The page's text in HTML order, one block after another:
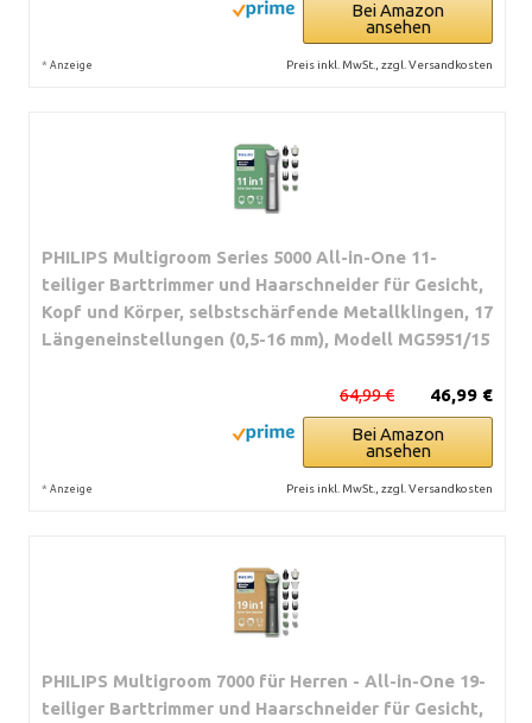
Bei Amazon
ansehen
* Anzeige Preis inkl. MwSt., zzgl. Versandkosten
PHILIPS Multigroom Series 5000 All-in-One 11-
teiliger Barttrimmer und Haarschneider für Gesicht,
Kopf und Körper, selbstschärfende Metallklingen, 17
Längeneinstellungen (0,5-16 mm), Modell MG5951/15
46,99 €
64,99 €
Bei Amazon
ansehen
* Anzeige Preis inkl. MwSt., zzgl. Versandkosten
PHILIPS Multigroom 7000 für Herren - All-in-One 19-
teiliger Barttrimmer und Haarschneider für Gesicht,